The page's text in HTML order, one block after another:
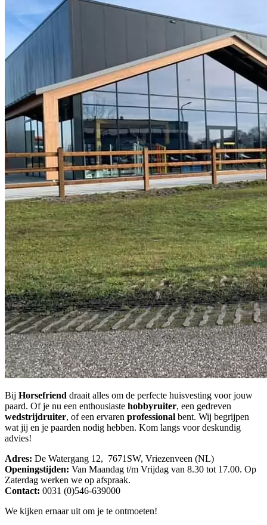
Bij Horsefriend draait alles om de perfecte huisvesting voor jouw
paard. Of je nu een enthousiaste hobbyruiter, een gedreven
wedstrijdruiter, of een ervaren professional bent. Wij begrijpen
wat jij en je paarden nodig hebben. Kom langs voor deskundig
advies!
Adres: De Watergang 12, 7671SW, Vriezenveen (NL)
Openingstijden: Van Maandag t/m Vrijdag van 8.30 tot 17.00. Op
Zaterdag werken we op afspraak.
Contact: 0031 (0)546-639000
We kijken ernaar uit om je te ontmoeten!